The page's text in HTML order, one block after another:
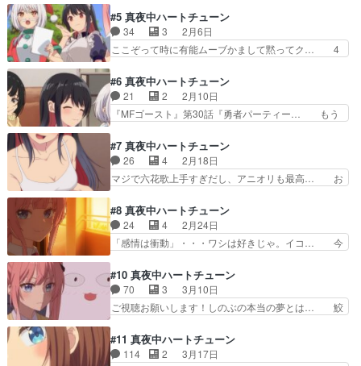
えたらダメじゃな… 待ちに待ったイコ回！(俺は
イコ推し)あれ… 4人の着替えを覗いた有栖が、貴
様らアホか…
ぶちゃん頑張り過ぎの我慢しすぎ。山吹… 今回
は、アナウンサー志望のしのぶ回。優等… このア
ニメ好きかもしれない(n回目の報告… 内容は相変
わらず面白かったな作画は3話よ… まじめが故に
イタい所が無理してない優し… 体育祭を舞台に何
でも全力投球なしのぶちゃ… アナウンサー志望で
生徒会副会長もやる雨月…
#5 真夜中ハートチューン
34 3
2月6日
ここぞって時に有能ムーブかまして黙ってク… 4
電話の使い方誰も知らなかったのかな・… 六花推
しだけど、アニメみてたらしのぶ推し… 久々にこ
んなおもろいマガジンラブコメ見た… 最後だけ拡
声器を使わなかったのはなぜだろ… アポロの正体
やつw檸檬ちゃん先生のお手… 告白代行は檸檬ち
ゃんとブッキーのファイン… これは面白い
ぞ！！！告白代行をやり遂げて…
#6 真夜中ハートチューン
21 2
2月10日
『MFゴースト』第30話『勇者パーティー… もう
オリジナル展開のジェンガシーンがあ… どいつも
ベッド下にwwブロックなぜそうな… 体育祭の打
ち上げ会。余興のはずのジェンガ… まとスレ2期
EDの花澤さんが歌ってるCi… 3話見た時点でヒロ
ぎ！！！！檸檬ちゃん、… 檸檬先生の家で打ち上
げ。ケーキ食べてジェ… てかジェンガであの形作
るのって現実で可能…
#7 真夜中ハートチューン
26 4
2月18日
マジで六花歌上手すぎだし、アニオリも最高… お
探しが本格的なのと、ヒロインたちが… ストーリ
ーは面白いし、山吹がカラオケで言… 六花の抱え
る問題に真摯に応える山吹が格好… 有栖も相当し
つこいw六花とカラオケ対決！… 誰がアポロか問
コ、しのぶ、4人とも可愛す… 『MFゴースト』第
31話『勇者パーティー… 「お熱いのでお気をつ
けて」 「２０点は…
#8 真夜中ハートチューン
24 4
2月24日
「感情は衝動」・・・ワシは好きじゃ。イコ… 今
『MFゴースト』第32話『勇者パーティー… イ
コ、山吹の浮気相手の役とはいえ山吹に対… 寧々
の主役回だけど、イコの存在も大きかっ… 寧々の
演技に磨きをかけるためにあえてイコ… 本当に面
顔もみたくない消えて｣目のハ… 浮気相手のイコ
もかわいい！！！素直になる… 寧々は意外とポン
#10 真夜中ハートチューン
70 3
3月10日
ご視聴お願いします！しのぶの本当の夢とは… 鮫
会という名の放課後デート夢に近づきた… アフレ
ココメントがアップされました引き続… このモブ
#11 真夜中ハートチューン
114 2
3月17日